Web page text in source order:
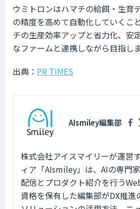
ウミトロンはハマチの給餌・生育
の精度を高めて自動化していくこ
チの生産効率アップと省力化、安
なファームと連携しながら目指しま
出典： PR TIMES
AIsmiley編集部
株式会社アイスマイリーが運営
ィア「AIsmiley」は、AIの専門
配信とプロダクト紹介を行う
資格を保有した編集部がDX推